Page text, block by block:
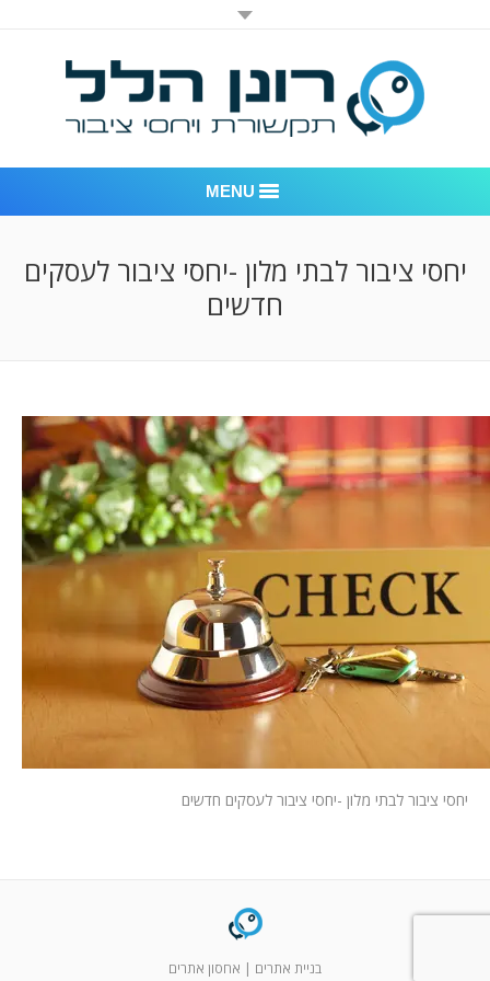
MENU
אודות החברה
חדר חדשות
המלצות
צור קשר
יחסי ציבור לבתי מלון -יחסי ציבור לעסקים
חדשים
יחסי ציבור לבתי מלון -יחסי ציבור לעסקים חדשים
בניית אתרים | אחסון אתרים